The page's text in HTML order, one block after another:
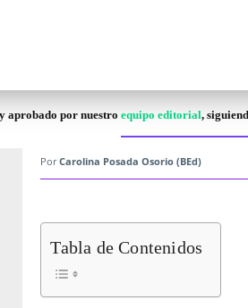
aprobado por nuestro equipo editorial,
Por Carolina Posada Osorio (BEd)
Tabla de Contenidos